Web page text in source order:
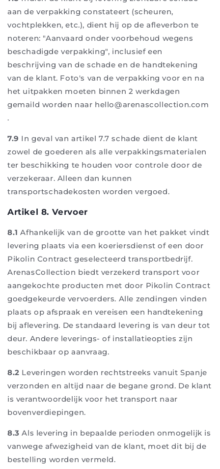
aan de verpakking constateert (scheuren,
vochtplekken, etc.), dient hij op de afleverbon te
noteren: "Aanvaard onder voorbehoud wegens
beschadigde verpakking", inclusief een
beschrijving van de schade en de handtekening
van de klant. Foto's van de verpakking voor en na
het uitpakken moeten binnen 2 werkdagen
gemaild worden naar hello@arenascollection.com
.
7.9 In geval van artikel 7.7 schade dient de klant
zowel de goederen als alle verpakkingsmaterialen
ter beschikking te houden voor controle door de
verzekeraar. Alleen dan kunnen
transportschadekosten worden vergoed.
Artikel 8. Vervoer
8.1 Afhankelijk van de grootte van het pakket vindt
levering plaats via een koeriersdienst of een door
Pikolin Contract geselecteerd transportbedrijf.
ArenasCollection biedt verzekerd transport voor
aangekochte producten met door Pikolin Contract
goedgekeurde vervoerders. Alle zendingen vinden
plaats op afspraak en vereisen een handtekening
bij aflevering. De standaard levering is van deur tot
deur. Andere leverings- of installatieopties zijn
beschikbaar op aanvraag.
8.2 Leveringen worden rechtstreeks vanuit Spanje
verzonden en altijd naar de begane grond. De klant
is verantwoordelijk voor het transport naar
bovenverdiepingen.
8.3 Als levering in bepaalde perioden onmogelijk is
vanwege afwezigheid van de klant, moet dit bij de
bestelling worden vermeld.